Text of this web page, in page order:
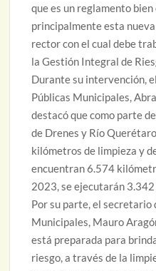
que es un reglamento
principalmente esta
rector con el cual debe
la Gestión Integral de
Durante su intervención,
Públicas Municipales,
destacó que como parte
de Drenes y Río
kilómetros de limpieza y
encuentran 6.574
2023, se ejecutarán
Por su parte, el secretario
Municipales, Mauro
está preparada para
riesgo, a través de la